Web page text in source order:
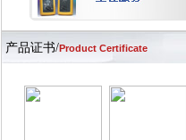
产品证书/Product Certificate